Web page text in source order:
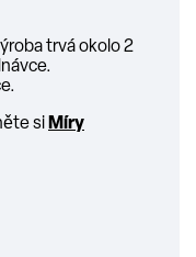
trvá okolo 2
si Míry